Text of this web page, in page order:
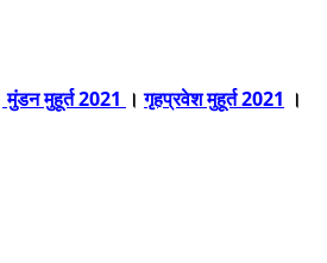
मुंडन मुहूर्त 2021 ।गृहप्रवेश मुहूर्त 2021 ।